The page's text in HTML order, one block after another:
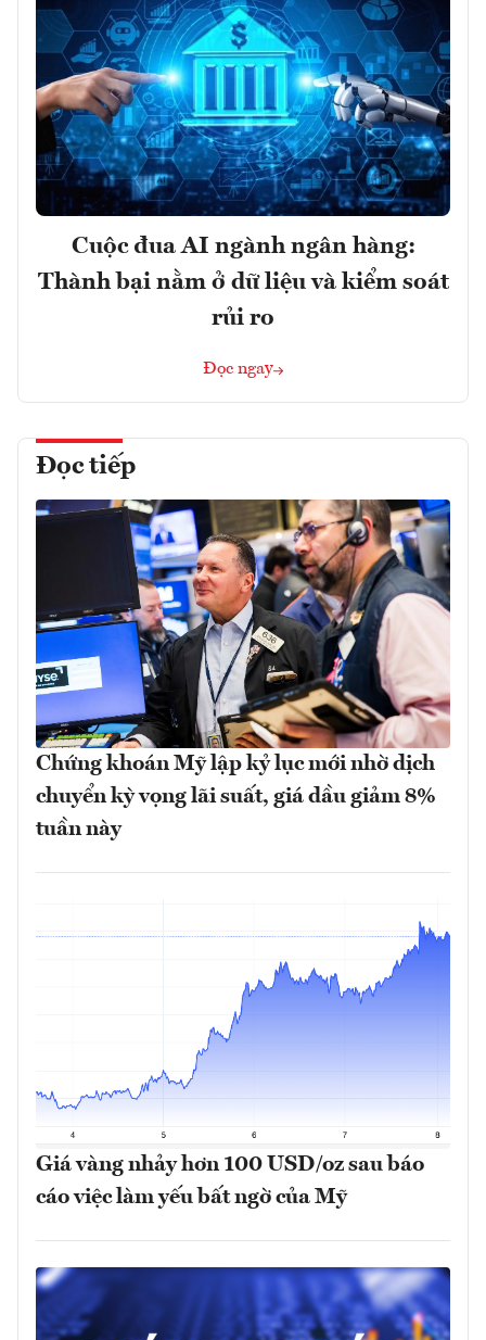
Cuộc đua AI ngành ngân hàng:
Thành bại nằm ở dữ liệu và kiểm soát
rủi ro
Đọc ngay
Đọc tiếp
Chứng khoán Mỹ lập kỷ lục mới nhờ dịch
chuyển kỳ vọng lãi suất, giá dầu giảm 8%
tuần này
Giá vàng nhảy hơn 100 USD/oz sau báo
cáo việc làm yếu bất ngờ của Mỹ